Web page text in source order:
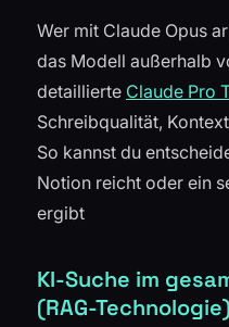
Wer mit Claude Opus
das Modell außerhalb
detaillierte Claude Pro
Schreibqualität,
So kannst du
Notion reicht oder ein
ergibt
KI-Suche im
(RAG-Technologie)